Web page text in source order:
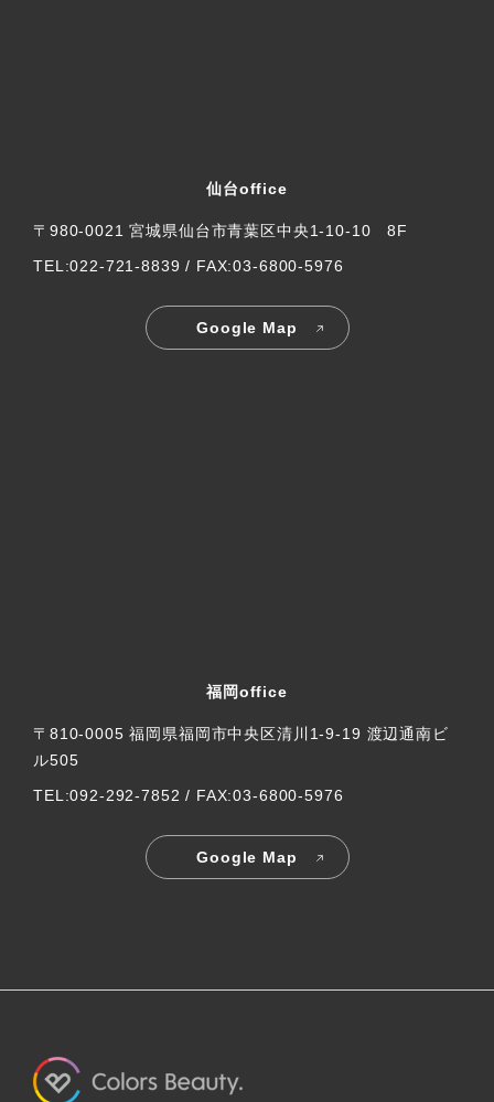
仙台office
〒980-0021 宮城県仙台市青葉区中央1-10-10 8F
TEL:022-721-8839 / FAX:03-6800-5976
Google Map
福岡office
〒810-0005 福岡県福岡市中央区清川1-9-19 渡辺通南ビ
ル505
TEL:092-292-7852 / FAX:03-6800-5976
Google Map